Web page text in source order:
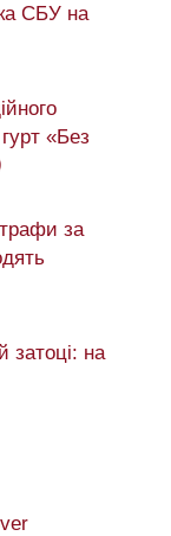
СБУ на
«Без
за
затоці: на